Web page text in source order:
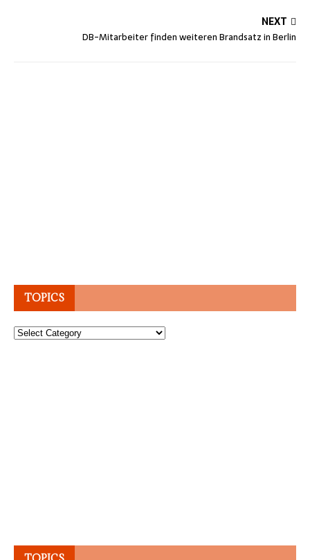
NEXT
DB-Mitarbeiter finden weiteren Brandsatz in Berlin
TOPICS
Topics